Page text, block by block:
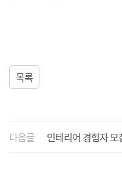
목록
다음글 인테리어 경험자 모